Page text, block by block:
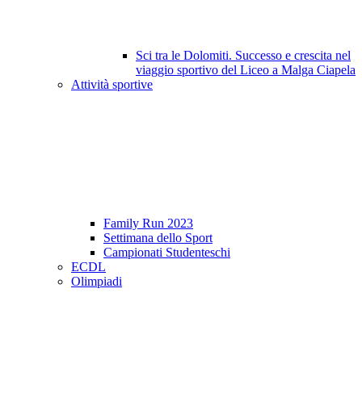
Sci tra le Dolomiti. Successo e crescita nel
viaggio sportivo del Liceo a Malga Ciapela
Attività sportive
Family Run 2023
Settimana dello Sport
Campionati Studenteschi
ECDL
Olimpiadi